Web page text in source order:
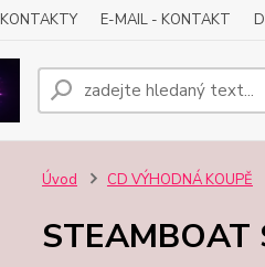
KONTAKTY E-MAIL - KONTAKT
Úvod CD VÝHODNÁ KOUPĚ